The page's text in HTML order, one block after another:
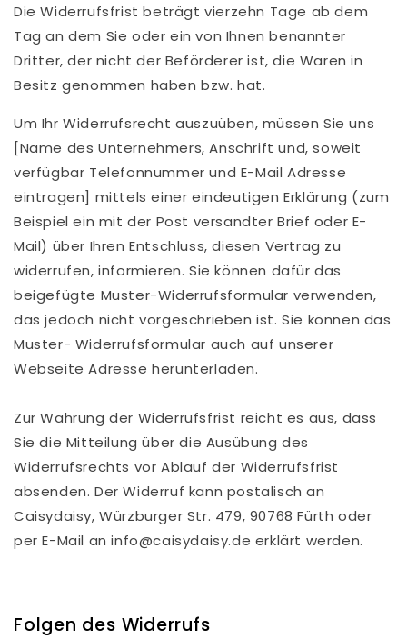
Die Widerrufsfrist beträgt vierzehn Tage ab dem
Tag an dem Sie oder ein von Ihnen benannter
Dritter, der nicht der Beförderer ist, die Waren in
Besitz genommen haben bzw. hat.
Um Ihr Widerrufsrecht auszuüben, müssen Sie uns
[Name des Unternehmers, Anschrift und, soweit
verfügbar Telefonnummer und E-Mail Adresse
eintragen] mittels einer eindeutigen Erklärung (zum
Beispiel ein mit der Post versandter Brief oder E-
Mail) über Ihren Entschluss, diesen Vertrag zu
widerrufen, informieren. Sie können dafür das
beigefügte Muster-Widerrufsformular verwenden,
das jedoch nicht vorgeschrieben ist. Sie können das
Muster- Widerrufsformular auch auf unserer
Webseite Adresse herunterladen.
Zur Wahrung der Widerrufsfrist reicht es aus, dass
Sie die Mitteilung über die Ausübung des
Widerrufsrechts vor Ablauf der Widerrufsfrist
absenden. Der Widerruf kann postalisch an
Caisydaisy,Würzburger Str. 479, 90768 Fürth oder
per E-Mail an info@caisydaisy.de erklärt werden.
Folgen des Widerrufs